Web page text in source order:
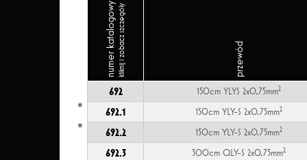
numer katalogowykliknij i zobacz szczegóły przewód
692 150cm YLYS 2x0,75mm2
692.1
* 150cm YLY-S 2x0,75mm2
692.2
* 150cm YLY-S 2x0,75mm2
692.3 300cm QLY-S 2x0,75mm2